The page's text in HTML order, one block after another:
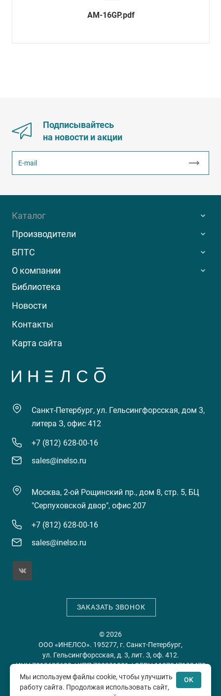
AM-16GP.pdf
Подписывайтесь
на новости и акции
Каталог
Производители
БПТС
О компании
Библиотека
Новости
Контакты
Карта сайта
Санкт-Петербург, ул. Гельсингфорсская, дом 3,
литера З, офис 412
+7 (812) 628-00-16
sales@inelso.ru
Москва, 2-ой Рощинский пр., дом 8, стр. 5, БЦ
"Серпуховской двор", офис 207
+7 (812) 628-00-16
sales@inelso.ru
ЗАКАЗАТЬ ЗВОНОК
© 2026
ООО «ИНЕЛСО». 195277, г. Санкт-Петербург,
ул. Гельсингфорсская, д. 3, лит. З, оф. 412.
ИНН 7813635698 / КПП 780201001 / ОГРН 1197847128478
Мы используем файлы cookie, чтобы улучшить
работу сайта. Продолжая использовать сайт,
OK